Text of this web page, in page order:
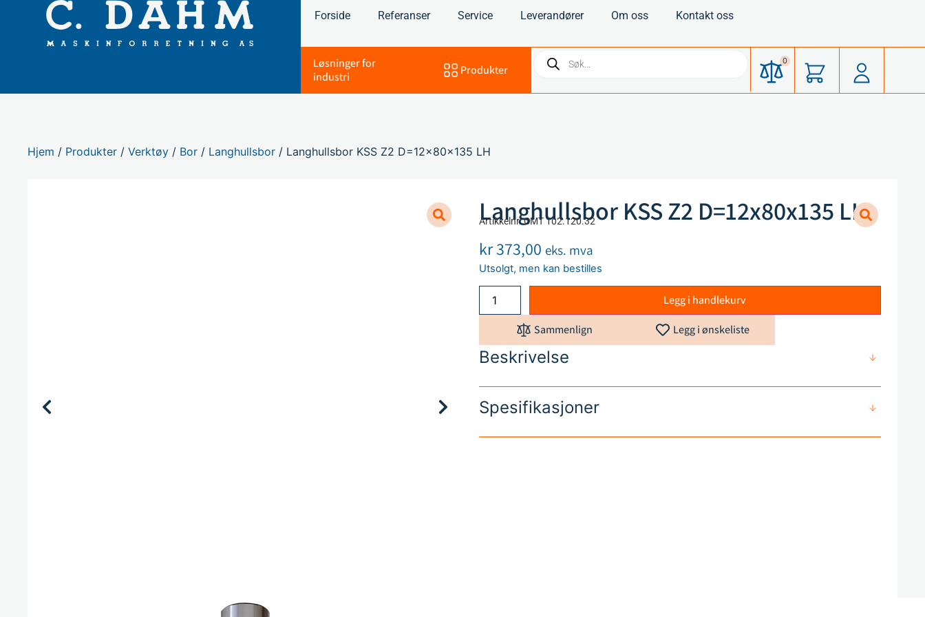
Forside Referanser Service Leverandører Om oss Kontakt oss
Løsninger for
industri
Produkter
0
Hjem / Produkter /Verktøy / Bor / Langhullsbor / Langhullsbor KSS Z2 D=12x80x135 LH
Langhullsbor KSS Z2 D=12x80x135 LH
Artikkelnr. CMT 102.120.32
kr373,00 eks. mva
Utsolgt, men kan bestilles
Legg i handlekurv
Sammenlign Legg i ønskeliste
Beskrivelse
Spesifikasjoner